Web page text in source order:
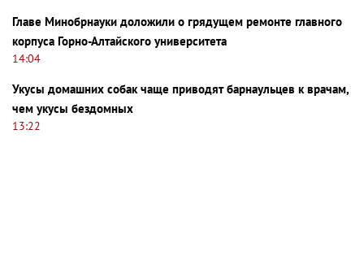
Главе Минобрнауки доложили о грядущем ремонте главного
корпуса Горно-Алтайского университета
14:04
Укусы домашних собак чаще приводят барнаульцев к врачам,
чем укусы бездомных
13:22